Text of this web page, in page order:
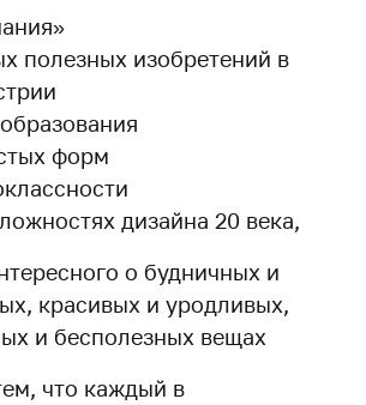
полезных изобретений в
форм
дизайна 20 века,
о будничных и
красивых и уродливых,
и бесполезных вещах
что каждый в